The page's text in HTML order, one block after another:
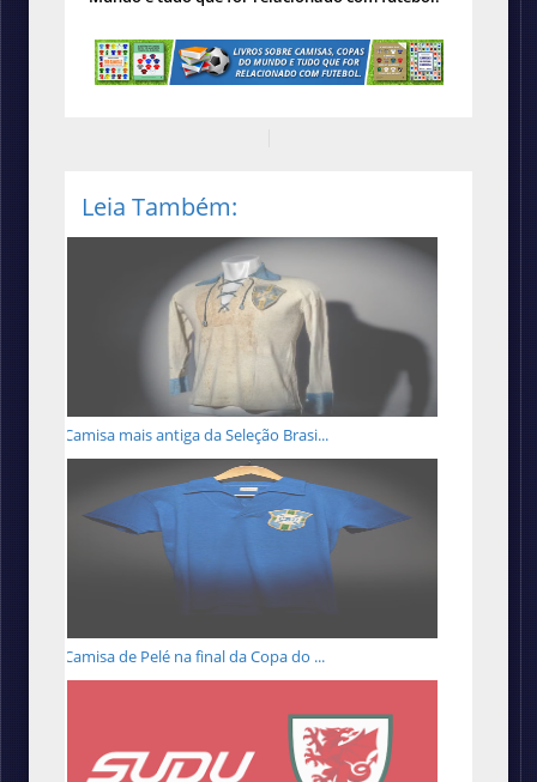
Leia Também:
Camisa mais antiga da Seleção Brasi...
Camisa de Pelé na final da Copa do ...